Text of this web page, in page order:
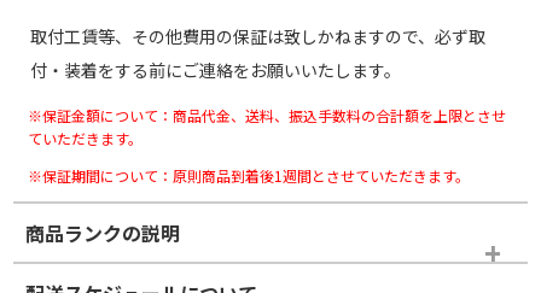
取付工賃等、その他費用の保証は致しかねますので、必ず取
付・装着をする前にご連絡をお願いいたします。
※保証金額について：商品代金、送料、振込手数料の合計額を上限とさせ
ていただきます。
※保証期間について：原則商品到着後1週間とさせていただきます。
商品ランクの説明
※商品ランクは出品者の主観により判断しておりますので、あら